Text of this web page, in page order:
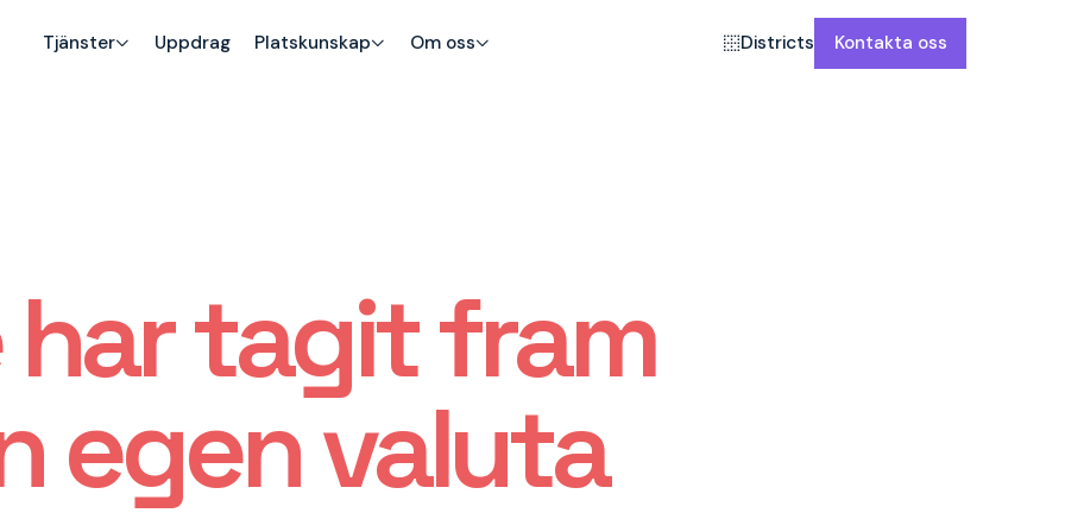
Tjänster Uppdrag Platskunskap Om oss Districts Kontakta oss
har tagit fram
egen valuta